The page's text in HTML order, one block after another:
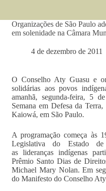
Organizações de São Paulo
em solenidade na Câmara
4 de dezembro de 2011
O Conselho Aty Guasu e
solidárias aos povos
amanhã, segunda-feira, 5
Semana em Defesa da
Kaiowá, em São Paulo.
A programação começa às
Legislativa do Estado
as lideranças indígenas
Prêmio Santo Dias de
Michael Mary Nolan. Em
do Manifesto do Conselho